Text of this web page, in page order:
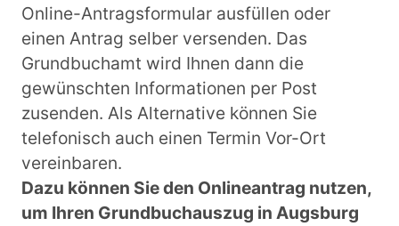
Online-Antragsformular ausfüllen oder
einen Antrag selber versenden. Das
Grundbuchamt wird Ihnen dann die
gewünschten Informationen per Post
zusenden. Als Alternative können Sie
telefonisch auch einen Termin Vor-Ort
vereinbaren.
Dazu können Sie den Onlineantrag nutzen,
um Ihren Grundbuchauszug in Augsburg